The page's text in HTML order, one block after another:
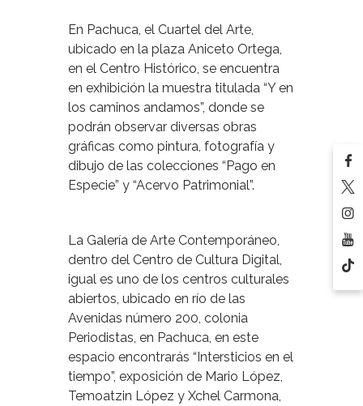
En Pachuca, el Cuartel del Arte,
ubicado en la plaza Aniceto Ortega,
en el Centro Histórico, se encuentra
en exhibición la muestra titulada “Y en
los caminos andamos”, donde se
podrán observar diversas obras
gráficas como pintura, fotografía y
dibujo de las colecciones “Pago en
Especie” y “Acervo Patrimonial”.
La Galería de Arte Contemporáneo,
dentro del Centro de Cultura Digital,
igual es uno de los centros culturales
abiertos, ubicado en río de las
Avenidas número 200, colonia
Periodistas, en Pachuca, en este
espacio encontrarás “Intersticios en el
tiempo”, exposición de Mario López,
Temoatzin López y Xchel Carmona,